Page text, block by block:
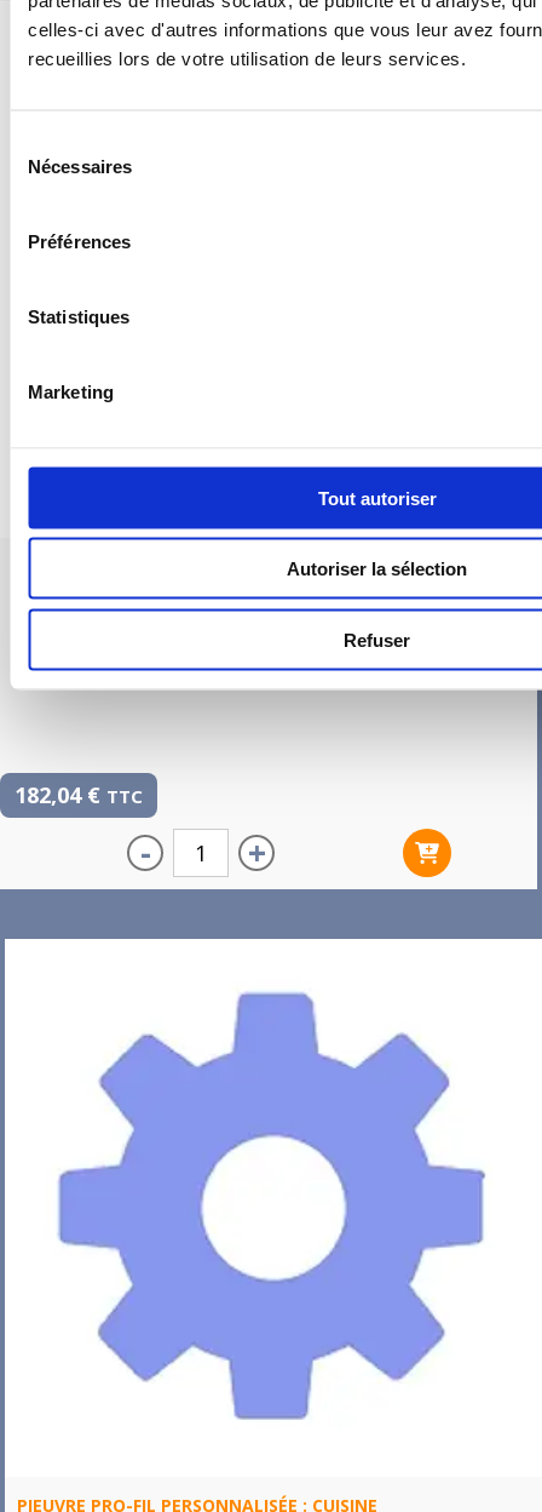
celles-ci avec d'autres informations que vous leur avez
recueillies lors de votre utilisation de leurs services.
Nécessaires
Préférences
Statistiques
Marketing
Tout autoriser
Autoriser la sélection
Refuser
PIEUVRE PRO-FIL PERSONNALISÉE : SDB – WC – DRESSING –
ESCALIER
182,04 € TTC
- +
PIEUVRE PRO-FIL PERSONNALISÉE : CUISINE